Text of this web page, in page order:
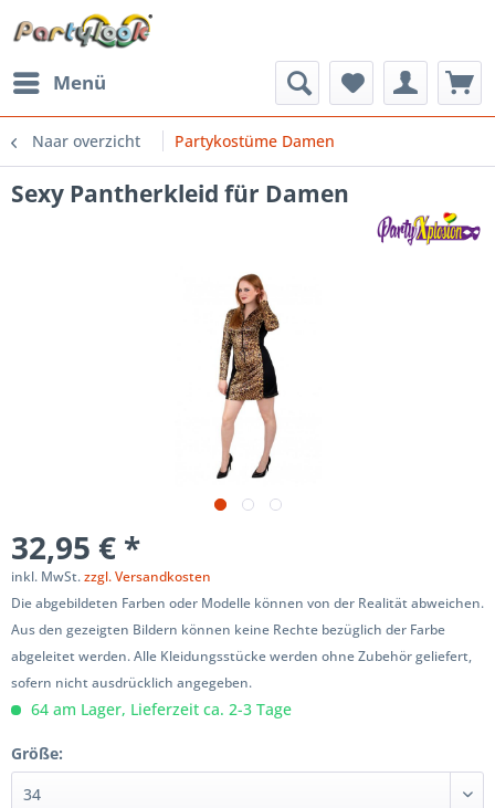
Menü
Naar overzicht Partykostüme Damen
Sexy Pantherkleid für Damen
32,95 € *
inkl. MwSt.zzgl. Versandkosten
Die abgebildeten Farben oder Modelle können von der Realität abweichen.
Aus den gezeigten Bildern können keine Rechte bezüglich der Farbe
abgeleitet werden. Alle Kleidungsstücke werden ohne Zubehör geliefert,
sofern nicht ausdrücklich angegeben.
64 am Lager, Lieferzeit ca. 2-3 Tage
Größe: